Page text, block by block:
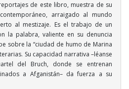
de este libro, muestra de su
arraigado al mundo
al mestizaje. Es el trabajo de un
la palabra, valiente en su denuncia
sobre la “ciudad de humo de Marina
Su capacidad narrativa –léanse
del Bruch, donde se entrenan
a Afganistán– da fuerza a su